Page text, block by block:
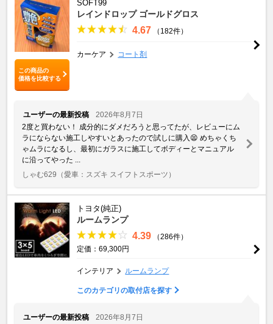
この商品の
価格を比較する
SOFT99
レインドロップ ゴールドグロス
4.67 （182件）
カーケア コート剤
ユーザーの最新投稿
2026年8月7日
2度と買わない！ 成分的にダメだろうと思ってたが、レビューにム
ラにならない施工しやすいとあったので試しに購入😫 めちゃくち
ゃムラになるし、最初にガラスに施工してボディーとマニュアル
に沿ってやった ...
しゃむ629 （愛車：スズキ スイフトスポーツ）
トヨタ(純正)
ルームランプ
4.39
（286件）
定価：69,300円
インテリア ルームランプ
このカテゴリの取付店を探す
ユーザーの最新投稿
2026年8月7日